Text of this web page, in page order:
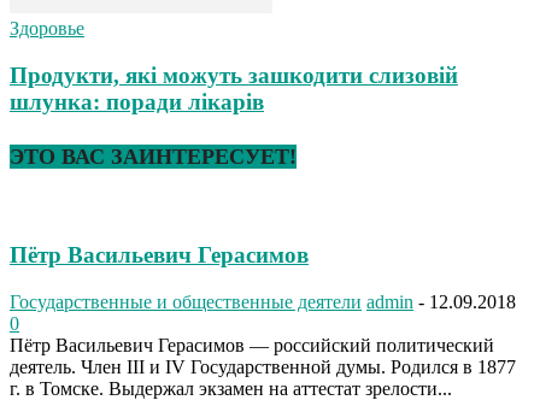
Здоровье
Продукти, які можуть зашкодити слизовій
шлунка: поради лікарів
ЭТО ВАС ЗАИНТЕРЕСУЕТ!
Пётр Васильевич Герасимов
Государственные и общественные деятели admin - 12.09.2018
0
Пётр Васильевич Герасимов — российский политический
деятель. Член III и IV Государственной думы. Родился в 1877
г. в Томске. Выдержал экзамен на аттестат зрелости...